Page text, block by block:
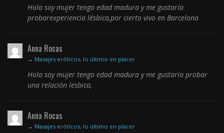
Hola soy mujer tengo edad madura y me gustaría
probarexperiencia lésbica,por cierto vivo en Barcelona
Anna Rocas
→ Masajes eróticos, lo último en placer
Hola soy mujer tengo edad madura y me gustaría probar
una relación lesbica,
Anna Rocas
→ Masajes eróticos, lo último en placer